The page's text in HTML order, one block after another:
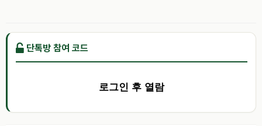
단톡방 참여 코드
로그인 후 열람